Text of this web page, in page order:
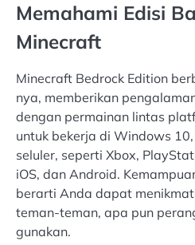
Memahami Edisi
Minecraft
Minecraft Bedrock Edition
nya, memberikan
dengan permainan lintas
untuk bekerja di Windows
seluler, seperti Xbox,
iOS, dan Android.
berarti Anda dapat
teman-teman, apa pun
gunakan.